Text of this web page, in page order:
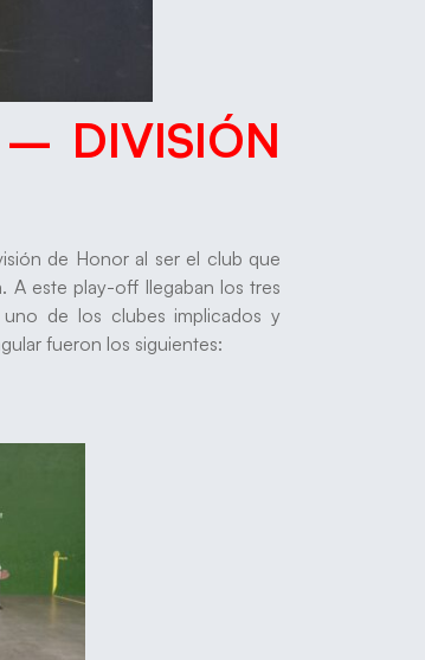
– DIVISIÓN
de Honor al ser el club que
A este play-off llegaban los tres
de los clubes implicados y
fueron los siguientes: